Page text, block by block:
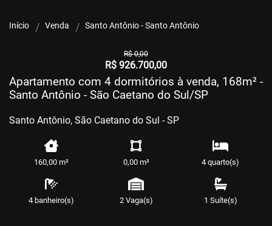
Início Venda Santo Antônio - Santo Antônio
R$ 0,00
R$ 926.700,00
Apartamento com 4 dormitórios à venda, 168m² -
Santo Antônio - São Caetano do Sul/SP
Santo Antônio, São Caetano do Sul - SP
160,00 m² 0,00 m² 4 quarto(s)
4 banheiro(s) 2 Vaga(s) 1 Suíte(s)